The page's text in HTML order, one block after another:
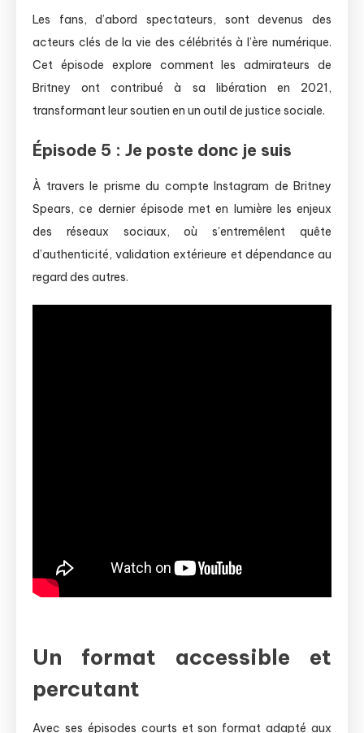
Les fans, d’abord spectateurs, sont devenus des
acteurs clés de la vie des célébrités à l’ère numérique.
Cet épisode explore comment les admirateurs de
Britney ont contribué à sa libération en 2021,
transformant leur soutien en un outil de justice sociale.
Épisode 5 : Je poste donc je suis
À travers le prisme du compte Instagram de Britney
Spears, ce dernier épisode met en lumière les enjeux
des réseaux sociaux, où s’entremêlent quête
d’authenticité, validation extérieure et dépendance au
regard des autres.
Un format accessible et
percutant
Avec ses épisodes courts et son format adapté aux